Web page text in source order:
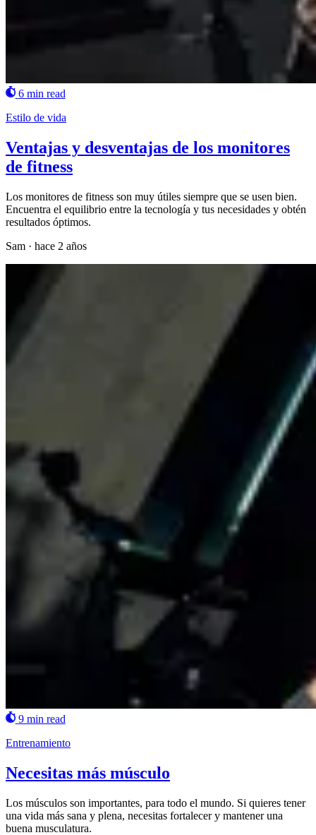
6 min read
Estilo de vida
Ventajas y desventajas de los monitores
de fitness
Los monitores de fitness son muy útiles siempre que se usen bien.
Encuentra el equilibrio entre la tecnología y tus necesidades y obtén
resultados óptimos.
Sam · hace 2 años
9 min read
Entrenamiento
Necesitas más músculo
Los músculos son importantes, para todo el mundo. Si quieres tener
una vida más sana y plena, necesitas fortalecer y mantener una
buena musculatura.